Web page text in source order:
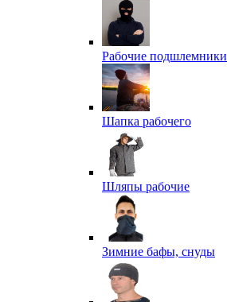
Рабочие подшлемники
Шапка рабочего
Шляпы рабочие
Зимние бафы, снуды